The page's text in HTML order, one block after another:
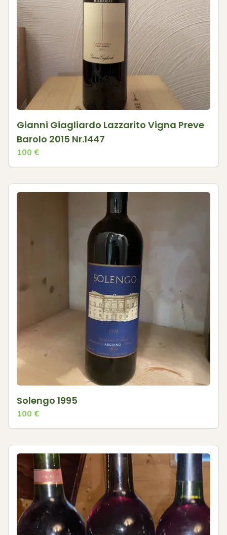
Gianni Giagliardo Lazzarito Vigna Preve
Barolo 2015 Nr.1447
100 €
Solengo 1995
100 €